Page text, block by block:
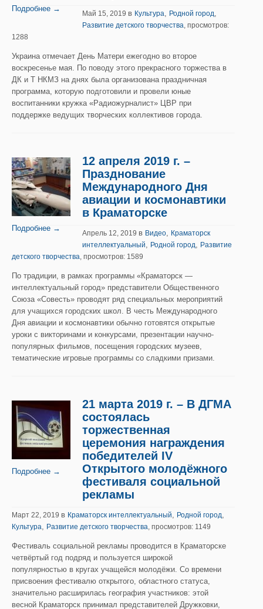
Подробнее →
Май 15, 2019 в Культура, Родной город,
Развитие детского творчества, просмотров:
1288
Украина отмечает День Матери ежегодно во второе
воскресенье мая. По поводу этого прекрасного торжества в
ДК и Т НКМЗ на днях была организована праздничная
программа, которую подготовили и провели юные
воспитанники кружка «Радиожурналист» ЦВР при
поддержке ведущих творческих коллективов города.
Подробнее →
12 апреля 2019 г. –
Празднование
Международного Дня
авиации и космонавтики
в Краматорске
Апрель 12, 2019 в Видео, Краматорск
интеллектуальный, Родной город, Развитие
детского творчества, просмотров: 1589
По традиции, в рамках программы «Краматорск —
интеллектуальный город» представители Общественного
Союза «Совесть» проводят ряд специальных мероприятий
для учащихся городских школ. В честь Международного
Дня авиации и космонавтики обычно готовятся открытые
уроки с викторинами и конкурсами, презентации научно-
популярных фильмов, посещения городских музеев,
тематические игровые программы со сладкими призами.
Подробнее →
21 марта 2019 г. – В ДГМА
состоялась
торжественная
церемония награждения
победителей IV
Открытого молодёжного
фестиваля социальной
рекламы
Март 22, 2019 в Краматорск интеллектуальный, Родной город,
Культура, Развитие детского творчества, просмотров: 1149
Фестиваль социальной рекламы проводится в Краматорске
четвёртый год подряд и пользуется широкой
популярностью в кругах учащейся молодёжи. Со времени
присвоения фестивалю открытого, областного статуса,
значительно расширилась география участников: этой
весной Краматорск принимал представителей Дружковки,